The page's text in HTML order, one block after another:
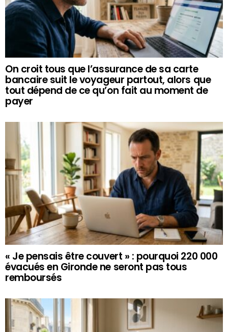
On croit tous que l’assurance de sa carte
bancaire suit le voyageur partout, alors que
tout dépend de ce qu’on fait au moment de
payer
« Je pensais être couvert » : pourquoi 220 000
évacués en Gironde ne seront pas tous
remboursés